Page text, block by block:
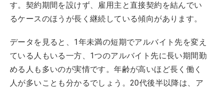
す。契約期間を設けず、雇用主と直接契約を結んでい
るケースのほうが長く継続している傾向があります。
データを見ると、1年未満の短期でアルバイト先を変え
ている人もいる一方、1つのアルバイト先に長い期間勤
める人も多いのが実情です。年齢が高いほど長く働く
人が多いことも分かるでしょう。20代後半以降は、ア